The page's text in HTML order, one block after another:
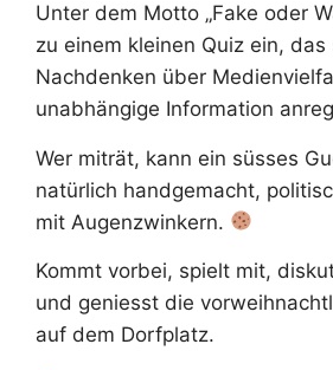
Unter dem Motto „Fake oder
zu einem kleinen Quiz ein, das
Nachdenken über
unabhängige Information
Wer miträt, kann ein süsses
natürlich handgemacht,
mit Augenzwinkern.
Kommt vorbei, spielt mit,
und geniesst die
auf dem Dorfplatz.